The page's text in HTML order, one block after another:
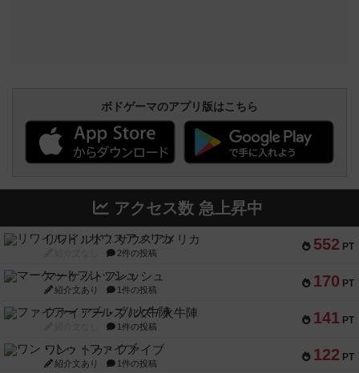
ボドゲーマのアプリ版はこちら
アクセス数 急上昇中
552 PT
リワイルド：サウスアメリカ
2件の投稿
170 PT
マーケットフレッシュ
紹介文あり 1件の投稿
141 PT
ファイアー・ブルズ / 火牛陣
1件の投稿
122 PT
ワン・トゥ・ファイブ
紹介文あり 1件の投稿